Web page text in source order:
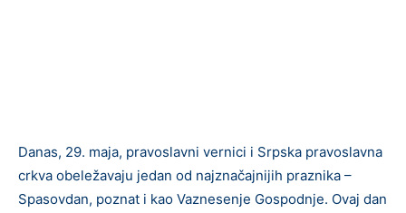
Danas, 29. maja, pravoslavni vernici i Srpska pravoslavna
crkva obeležavaju jedan od najznačajnijih praznika –
Spasovdan, poznat i kao Vaznesenje Gospodnje. Ovaj dan